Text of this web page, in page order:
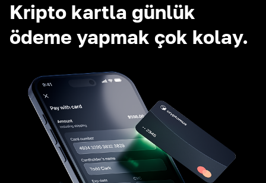
Kripto kartla günlük
ödeme yapmak çok kolay.